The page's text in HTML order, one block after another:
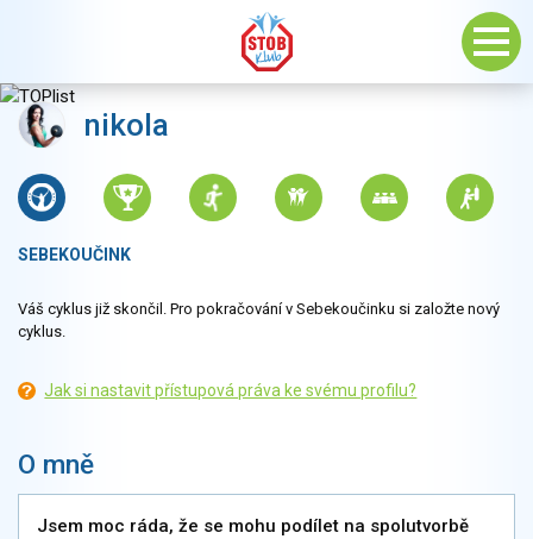
nikola
SEBEKOUČINK
Váš cyklus již skončil. Pro pokračování v Sebekoučinku si založte nový
cyklus.
Jak si nastavit přístupová práva ke svému profilu?
O mně
Jsem moc ráda, že se mohu podílet na spolutvorbě